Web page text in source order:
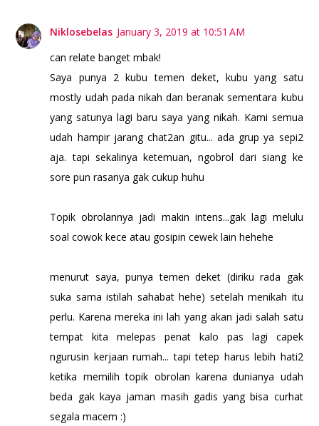
Niklosebelas January 3, 2019 at 10:51 AM
can relate banget mbak!
Saya punya 2 kubu temen deket, kubu yang satu
mostly udah pada nikah dan beranak sementara kubu
yang satunya lagi baru saya yang nikah. Kami semua
udah hampir jarang chat2an gitu... ada grup ya sepi2
aja. tapi sekalinya ketemuan, ngobrol dari siang ke
sore pun rasanya gak cukup huhu
Topik obrolannya jadi makin intens...gak lagi melulu
soal cowok kece atau gosipin cewek lain hehehe
menurut saya, punya temen deket (diriku rada gak
suka sama istilah sahabat hehe) setelah menikah itu
perlu. Karena mereka ini lah yang akan jadi salah satu
tempat kita melepas penat kalo pas lagi capek
ngurusin kerjaan rumah... tapi tetep harus lebih hati2
ketika memilih topik obrolan karena dunianya udah
beda gak kaya jaman masih gadis yang bisa curhat
segala macem :)